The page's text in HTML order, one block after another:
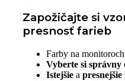
Zapožičajte si
presnosť farieb
Farby na monitoroch
Vyberte si správny
Istejšie a presnejšie